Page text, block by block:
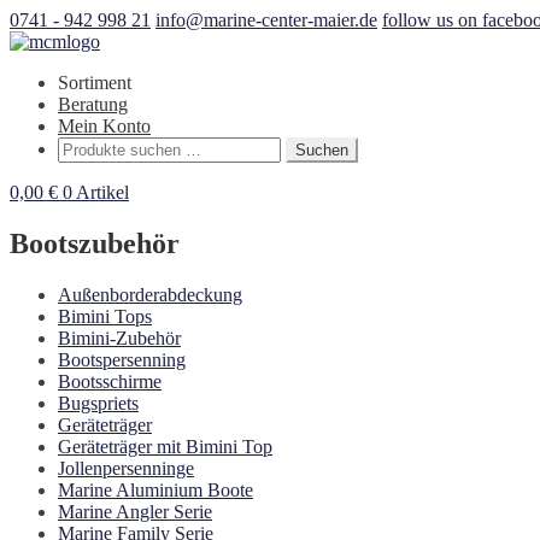
0741 - 942 998 21 info@marine-center-maier.de follow us on
Sortiment
Beratung
Mein Konto
Suchen
nach:
Suchen
0,00 € 0 Artikel
Bootszubehör
Außenborderabdeckung
Bimini Tops
Bimini-Zubehör
Bootspersenning
Bootsschirme
Bugspriets
Geräteträger
Geräteträger mit Bimini Top
Jollenpersenninge
Marine Aluminium Boote
Marine Angler Serie
Marine Family Serie